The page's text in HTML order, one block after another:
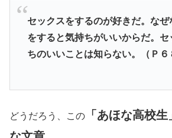
セックスをするのが好きだ。なぜ
をすると気持ちがいいからだ。
ちのいいことは知らない。（Ｐ６
どうだろう、この
「あほな高校